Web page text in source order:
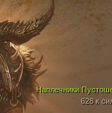
Наплечники
628 к